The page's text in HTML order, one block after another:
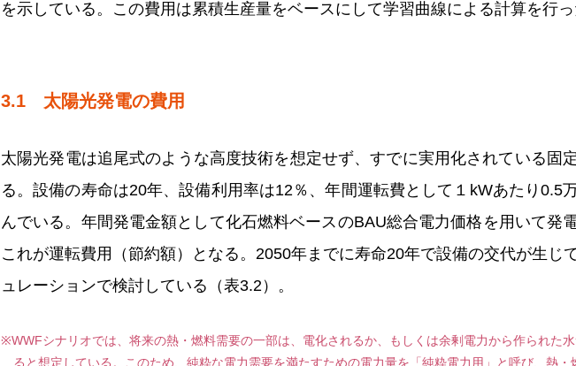
を示している。この費用は累積生産量をベースにして学習曲線による計算を行っ
3.1 太陽光発電の費用
太陽光発電は追尾式のような高度技術を想定せず、すでに実用化されている固
る。設備の寿命は20年、設備利用率は12％、年間運転費として１kWあたり0.5
んでいる。年間発電金額として化石燃料ベースのBAU総合電力価格を用いて発
これが運転費用（節約額）となる。2050年までに寿命20年で設備の交代が生じ
ュレーションで検討している（表3.2）。
※WWFシナリオでは、将来の熱・燃料需要の一部は、電化されるか、もしくは余剰電力から作られた
ると想定している。このため、純粋な電力需要を満たすための電力量を「純粋電力用」と呼び、熱・